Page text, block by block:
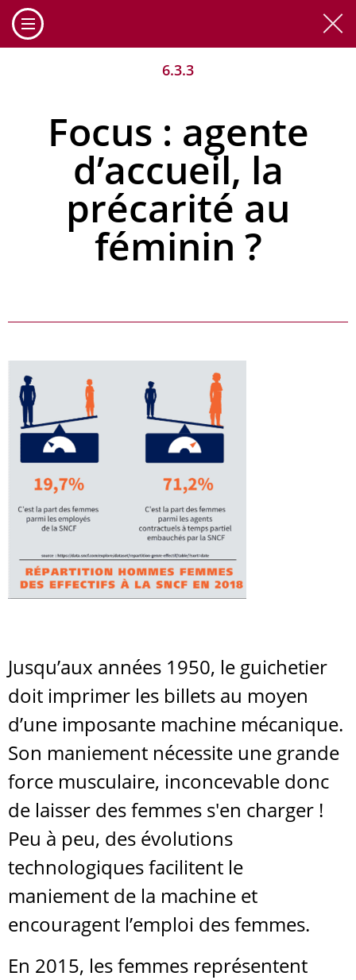
6.3.3
Focus : agente
d’accueil, la
précarité au
féminin ?
Jusqu’aux années 1950, le guichetier
doit imprimer les billets au moyen
d’une imposante machine mécanique.
Son maniement nécessite une grande
force musculaire, inconcevable donc
de laisser des femmes s'en charger !
Peu à peu, des évolutions
technologiques facilitent le
maniement de la machine et
encouragent l’emploi des femmes.
En 2015, les femmes représentent
Cookies management panel